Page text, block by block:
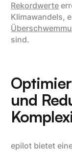
Rekordwerte
Klimawandels,
sind.
und
epilot bietet